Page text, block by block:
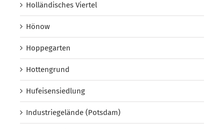
Holländisches Viertel
Hönow
Hoppegarten
Hottengrund
Hufeisensiedlung
Industriegelände (Potsdam)